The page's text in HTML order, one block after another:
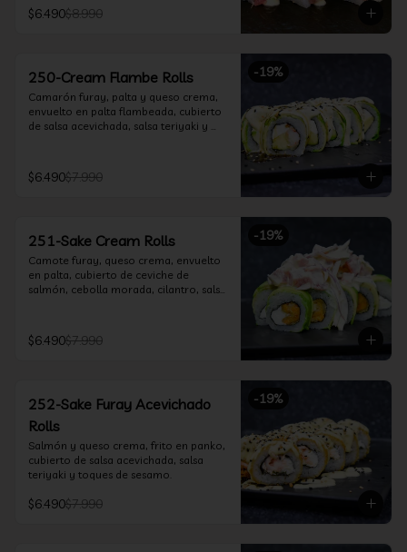
$6.490$8.990
-19%
250-Cream Flambe Rolls
Camarón furay, palta y queso crema,
envuelto en palta flambeada, cubierto
de salsa acevichada, salsa teriyaki y
$6.490$7.990
-19%
251-Sake Cream Rolls
Camote furay, queso crema, envuelto
en palta, cubierto de ceviche de
salmón, cebolla morada, cilantro, salsa
$6.490$7.990
-19%
252-Sake Furay Acevichado
Rolls
Salmón y queso crema, frito en panko,
cubierto de salsa acevichada, salsa
teriyaki y toques de sesamo.
$6.490$7.990